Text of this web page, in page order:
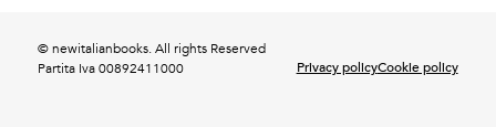
© newitalianbooks. All rights Reserved
Partita Iva 00892411000
Privacy policyCookie policy